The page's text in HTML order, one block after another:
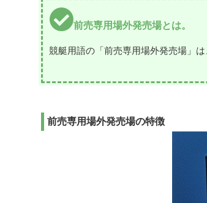
前売専用場外発売場とは。
競艇用語の「前売専用場外発売場」
前売専用場外発売場の特徴